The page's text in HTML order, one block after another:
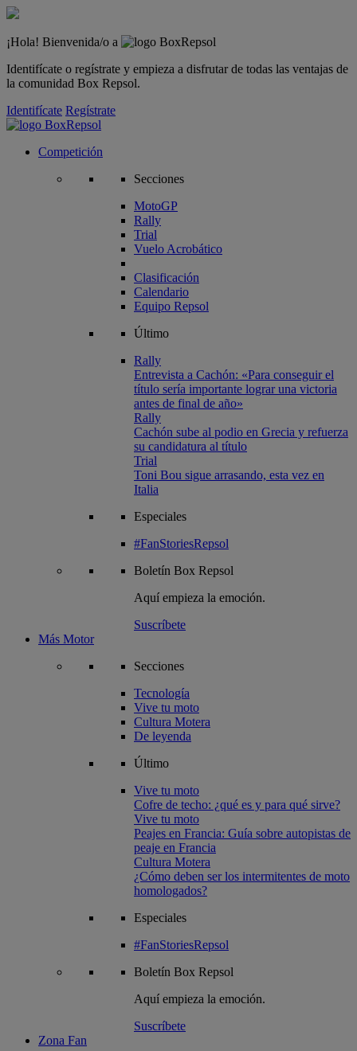
¡Hola! Bienvenida/o a
Identifícate o regístrate y empieza a disfrutar de todas las ventajas de
la comunidad Box Repsol.
Identifícate Regístrate
Competición
Secciones
MotoGP
Rally
Trial
Vuelo Acrobático
Clasificación
Calendario
Equipo Repsol
Último
Rally
Entrevista a Cachón: «Para conseguir el
título sería importante lograr una victoria
antes de final de año»
Rally
Cachón sube al podio en Grecia y refuerza
su candidatura al título
Trial
Toni Bou sigue arrasando, esta vez en
Italia
Especiales
#FanStoriesRepsol
Boletín Box Repsol
Aquí empieza la emoción.
Suscríbete
Más Motor
Secciones
Tecnología
Vive tu moto
Cultura Motera
De leyenda
Último
Vive tu moto
Cofre de techo: ¿qué es y para qué sirve?
Vive tu moto
Peajes en Francia: Guía sobre autopistas de
peaje en Francia
Cultura Motera
¿Cómo deben ser los intermitentes de moto
homologados?
Especiales
#FanStoriesRepsol
Boletín Box Repsol
Aquí empieza la emoción.
Suscríbete
Zona Fan